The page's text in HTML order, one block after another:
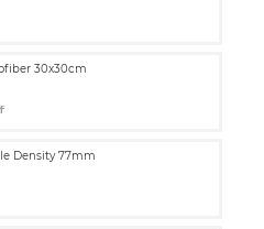
30x30cm
Density 77mm